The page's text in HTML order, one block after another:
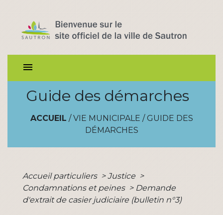
menu
Guide des démarches
ACCUEIL / VIE MUNICIPALE / GUIDE DES
DÉMARCHES
Accueil particuliers > Justice >
Condamnations et peines > Demande
d'extrait de casier judiciaire (bulletin n°3)